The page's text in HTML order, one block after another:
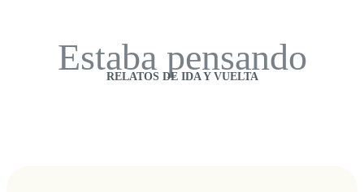
Estaba pensando
RELATOS DE IDA Y VUELTA